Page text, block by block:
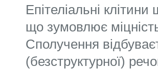
Епітеліальні
що зумовлює
Сполучення
(безструктурної)